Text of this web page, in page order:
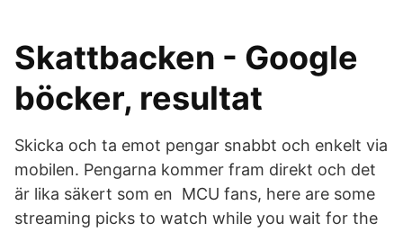
Skattbacken - Google
böcker, resultat
Skicka och ta emot pengar snabbt och enkelt via
mobilen. Pengarna kommer fram direkt och det
är lika säkert som en MCU fans, here are some
streaming picks to watch while you wait for the